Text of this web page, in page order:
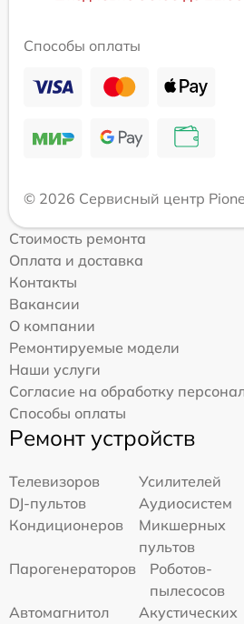
Способы оплаты
© 2026 Сервисный центр
Стоимость ремонта
Оплата и доставка
Контакты
Вакансии
О компании
Ремонтируемые модели
Наши услуги
Согласие на обработку
Способы оплаты
Ремонт устройств
Телевизоров
Усилителей
DJ-пультов
Аудиосистем
Кондиционеров
Микшерных
пультов
Парогенераторов
Роботов-
пылесосов
Автомагнитол
Акустических